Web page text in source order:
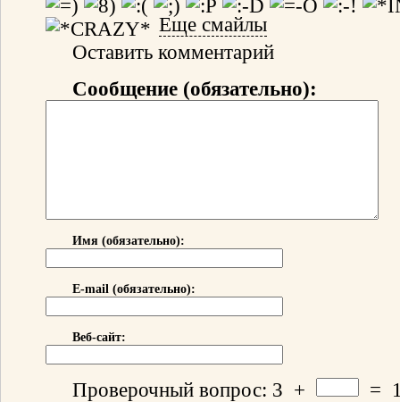
Еще смайлы
Оставить комментарий
Сообщение (обязательно):
Имя (обязательно):
E-mail (обязательно):
Веб-сайт:
Проверочный вопрос: 3 + =